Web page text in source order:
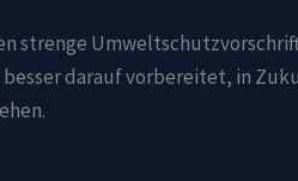
strenge
darauf vorbereitet, in